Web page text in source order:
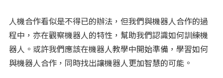
人機合作看似是不得已的辦法，但我們與機器人合作的過
程中，亦在觀察機器人的特性，幫助我們認識如何訓練機
器人。或許我們應該在機器人教學中開始準備，學習如何
與機器人合作，同時找出讓機器人更加智慧的可能。